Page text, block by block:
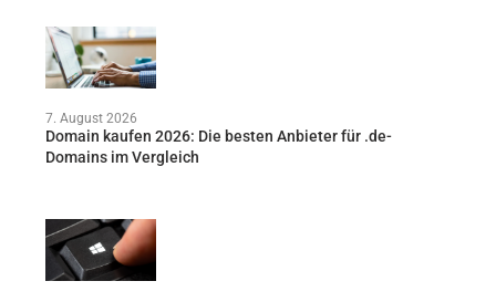
7. August 2026
Domain kaufen 2026: Die besten Anbieter für .de-
Domains im Vergleich